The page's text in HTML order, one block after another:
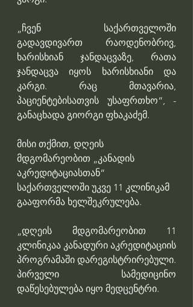
„ჩვენ საქართველოში
გადავდივართ რაოდენობრივ,
ხარისხიან ჯანდაცვაზე, რათა
ჯანდაცვა იყოს ხარისხიანი და
კარგი. რაც მთავარია,
პაციენტებისათვის უსაფრთხო“, -
განაცხადა გიორგი ფხაკაძემ.
მისი თქმით, დღეის
მდგომარეობით „კანადის
აკრედიტაციასთან“
საქართველოში უკვე 11 კლინიკამ
გააფორმა ხელშეკრულება.
„დღეის მდგომარეობით 11
კლინიკაა კანადური აკრედიტაციის
პროგრამაში დარეგისტრირებული.
პირველი სამედიცინო
დაწესებულება იყო მედცენტრი.